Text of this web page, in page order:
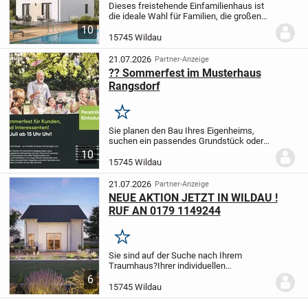
10
Dieses freistehende Einfamilienhaus ist
die ideale Wahl für Familien, die großen
lichtdurchflutete Zimmer und weitläufige
Wohnbereiche legen. Mit rund 134 m²...
15745 Wildau
10
21.07.2026 Partner-Anzeige
?? Sommerfest im Musterhaus
Rangsdorf
Merken
Sie planen den Bau Ihres Eigenheims,
suchen ein passendes Grundstück oder
Möglichkeiten des modernen Hausbaus
informieren? Dann besuchen Sie unser
großes Sommerfest...
15745 Wildau
6
21.07.2026 Partner-Anzeige
NEUE AKTION JETZT IN WILDAU !
RUF AN 0179 1149244
Merken
Sie sind auf der Suche nach Ihrem
Traumhaus?Ihrer individuellen
Dann kontaktieren Sie mich.
15745 Wildau